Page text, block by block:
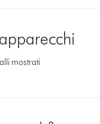
mostrati